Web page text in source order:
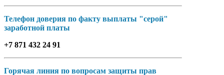
Телефон доверия по факту выплаты "серой"
заработной платы
+7 871 432 24 91
Горячая линия по вопросам защиты прав